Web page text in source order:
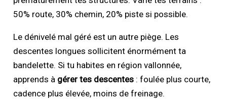
50% route, 30% chemin, 20% piste si possible.
Le dénivelé mal géré est un autre piège. Les
descentes longues sollicitent énormément ta
bandelette. Si tu habites en région vallonnée,
apprends à gérer tes descentes : foulée plus courte,
cadence plus élevée, moins de freinage.